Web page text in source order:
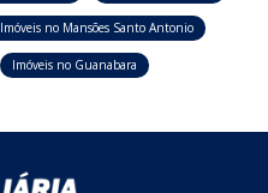
Imóveis no Mansões Santo Antonio
Imóveis no Guanabara